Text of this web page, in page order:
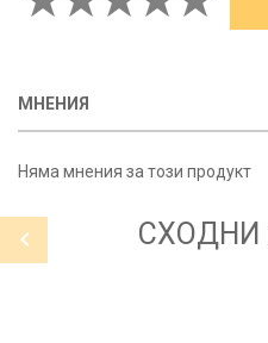
МНЕНИЯ
Няма мнения за този продукт
СХОДНИ